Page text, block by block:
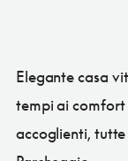
Elegante casa
tempi ai comfort
accoglienti,